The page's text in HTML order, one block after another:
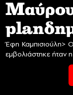
Έφη Καμπισιούλη>
εμβολιάστηκε ήταν